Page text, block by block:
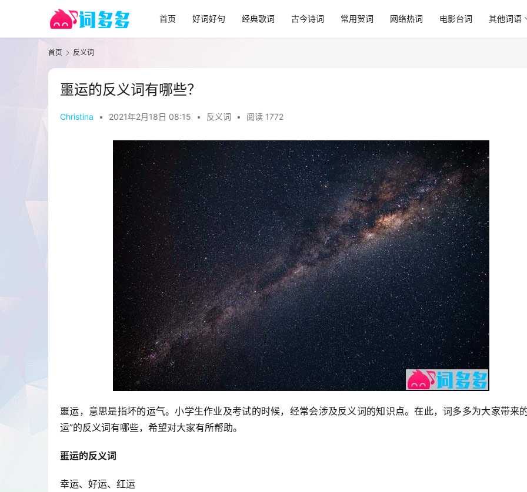
首页 好词好句 经典歌词 古今诗词 常用贺词 网络热词 电影台词 其他词语
首页 反义词
噩运的反义词有哪些？
Christina • 2021年2月18日 08:15 • 反义词 • 阅读 1772
噩运，意思是指坏的运气。小学生作业及考试的时候，经常会涉及反义词的知识点。在此，词多多为大家带来
运”的反义词有哪些，希望对大家有所帮助。
噩运的反义词
幸运、好运、红运